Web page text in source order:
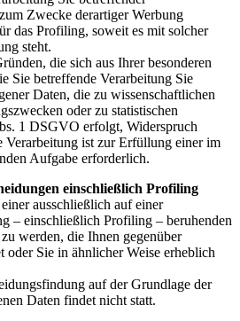
Zwecke derartiger Werbung
das Profiling, soweit es mit solcher
steht.
die sich aus Ihrer besonderen
Sie betreffende Verarbeitung Sie
Daten, die zu wissenschaftlichen
oder zu statistischen
1 DSGVO erfolgt, Widerspruch
Verarbeitung ist zur Erfüllung einer im
Aufgabe erforderlich.
einschließlich Profiling
ausschließlich auf einer
– einschließlich Profiling – beruhenden
werden, die Ihnen gegenüber
oder Sie in ähnlicher Weise erheblich
auf der Grundlage der
Daten findet nicht statt.